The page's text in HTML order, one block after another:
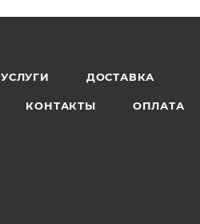
УСЛУГИ ДОСТАВКА
КОНТАКТЫ ОПЛАТА